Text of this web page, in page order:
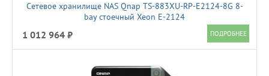
Сетевое хранилище NAS Qnap TS-883XU-RP-E2124-8G 8-
bay стоечный Xeon E-2124
1 012 964 ₽